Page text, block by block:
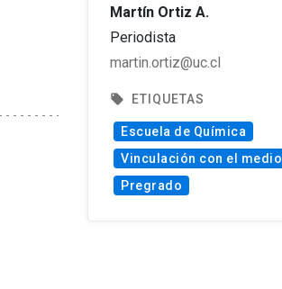
Martín Ortiz A.
Periodista
martin.ortiz@uc.cl
local_offer ETIQUETAS
Escuela de Química
Vinculación con el medio
Pregrado